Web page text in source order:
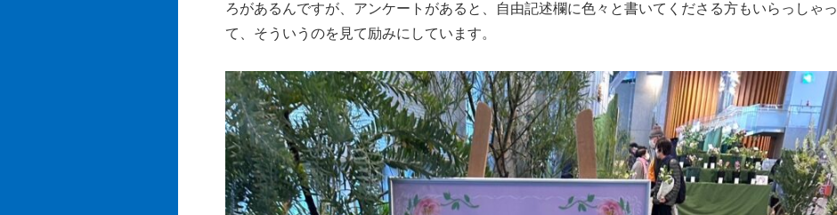
ろがあるんですが、アンケートがあると、自由記述欄に色々と書いてくださる方もいらっしゃっ
て、そういうのを見て励みにしています。